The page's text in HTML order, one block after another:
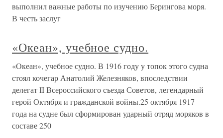
выполнил важные работы по изучению Берингова моря.
В честь заслуг
«Океан», учебное судно.
«Океан», учебное судно. В 1916 году у топок этого судна
стоял кочегар Анатолий Железняков, впоследствии
делегат II Всероссийского съезда Советов, легендарный
герой Октября и гражданской войны.25 октября 1917
года на судне был сформирован ударный отряд моряков в
составе 250